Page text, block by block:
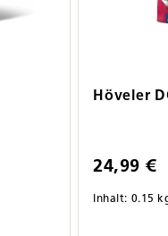
Höveler
24,99 €
Inhalt: 0.15